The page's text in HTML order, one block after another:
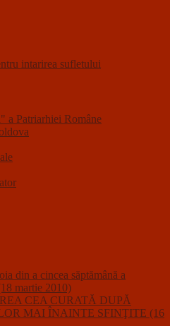
intarirea sufletului
a Patriarhiei Române
din a cincea săptămână a
martie 2010)
CEA CURATĂ DUPĂ
MAI ÎNAINTE SFINŢITE (16